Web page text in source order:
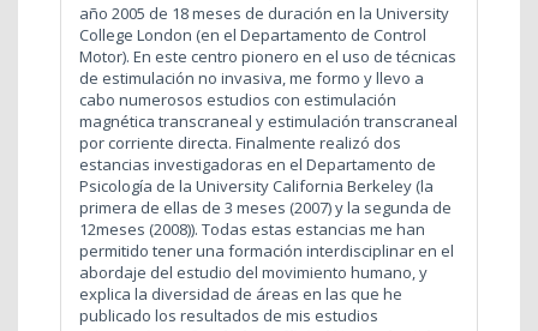
año 2005 de 18 meses de duración en la University
College London (en el Departamento de Control
Motor). En este centro pionero en el uso de técnicas
de estimulación no invasiva, me formo y llevo a
cabo numerosos estudios con estimulación
magnética transcraneal y estimulación transcraneal
por corriente directa. Finalmente realizó dos
estancias investigadoras en el Departamento de
Psicología de la University California Berkeley (la
primera de ellas de 3 meses (2007) y la segunda de
12meses (2008)). Todas estas estancias me han
permitido tener una formación interdisciplinar en el
abordaje del estudio del movimiento humano, y
explica la diversidad de áreas en las que he
publicado los resultados de mis estudios